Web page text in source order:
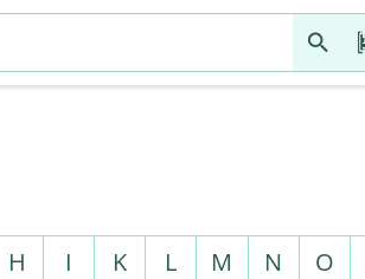
H I K L M N O